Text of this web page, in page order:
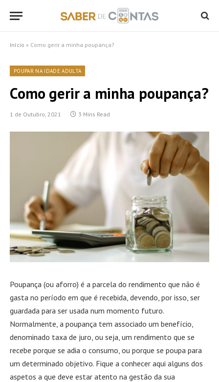
Início » Como gerir a minha poupança?
POUPAR NA IDADE ADULTA
Como gerir a minha poupança?
1 de Outubro, 2021 3 Mins Read
Poupança (ou aforro) é a parcela do rendimento que não é
gasta no período em que é recebida, devendo, por isso, ser
guardada para ser usada num momento futuro.
Normalmente, a poupança tem associado um benefício,
denominado taxa de juro, ou seja, um rendimento que se
recebe porque se adia o consumo, ou porque se poupa para
um determinado objetivo. Fique a conhecer aqui alguns dos
aspetos a que deve estar atento na gestão da sua